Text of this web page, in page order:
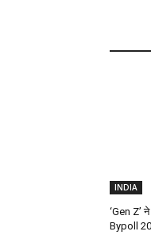
INDIA
‘Gen Z’
Bypoll